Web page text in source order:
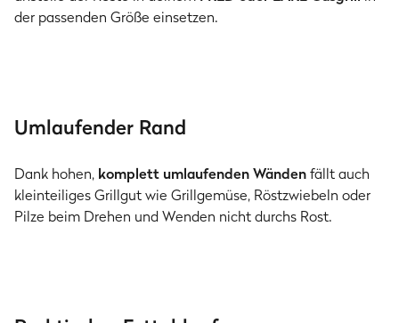
der passenden Größe einsetzen.
Umlaufender Rand
Dank hohen, komplett umlaufenden Wändenfällt auch
kleinteiliges Grillgut wie Grillgemüse, Röstzwiebeln oder
Pilze beim Drehen und Wenden nicht durchs Rost.